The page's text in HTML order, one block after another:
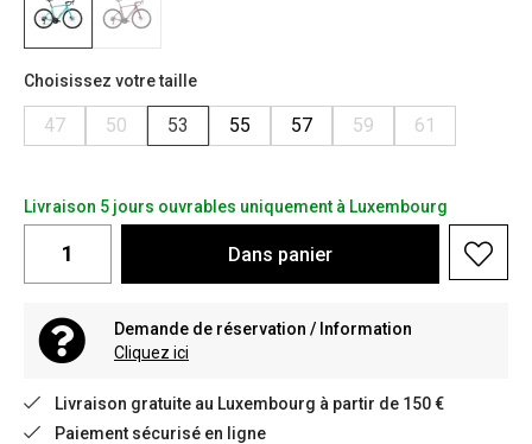
Choisissez votre taille
47 50 53 55 57 59 61
Livraison 5 jours ouvrables uniquement à Luxembourg
Dans panier
Demande de réservation / Information
Cliquez ici
Livraison gratuite au Luxembourg à partir de 150 €
Paiement sécurisé en ligne